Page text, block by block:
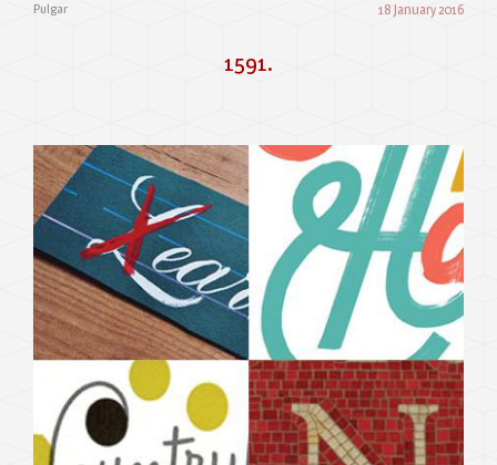
Pulgar 18 January 2016
1591.